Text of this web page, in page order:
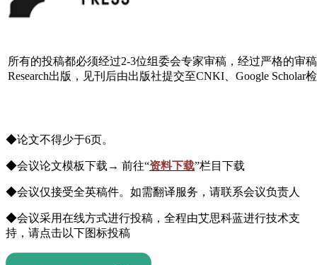
所有的投稿都必须经过2-3位组委会专家审稿，经过严格的审
Research出版，见刊后由出版社提交至CNKI、Google Scholar
◆论文不得少于6页。
◆会议论文模板下载→ 前往“资料下载”栏目下载
◆会议仅接受全英稿件。如需翻译服务，请联系会议负责人
◆会议采用在线方式进行投稿，全程由艾思科蓝进行技术支
持，请点击以下图标投稿